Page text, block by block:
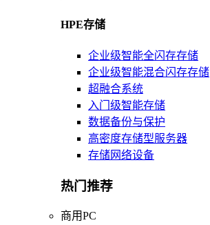
HPE存储
企业级智能全闪存存储
企业级智能混合闪存存储
超融合系统
入门级智能存储
数据备份与保护
高密度存储型服务器
存储网络设备
热门推荐
商用PC